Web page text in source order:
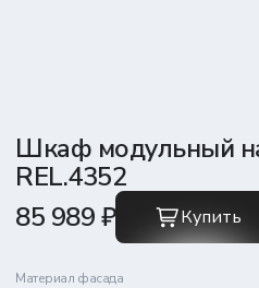
Шкаф модульный
REL.4352
85 989 ₽
Купить
Материал фасада